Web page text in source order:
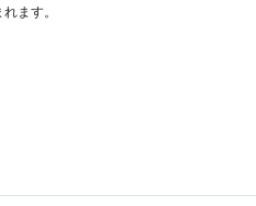
ます。